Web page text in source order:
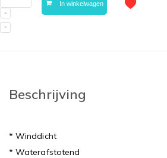
In winkelwagen
Beschrijving
* Winddicht
* Waterafstotend